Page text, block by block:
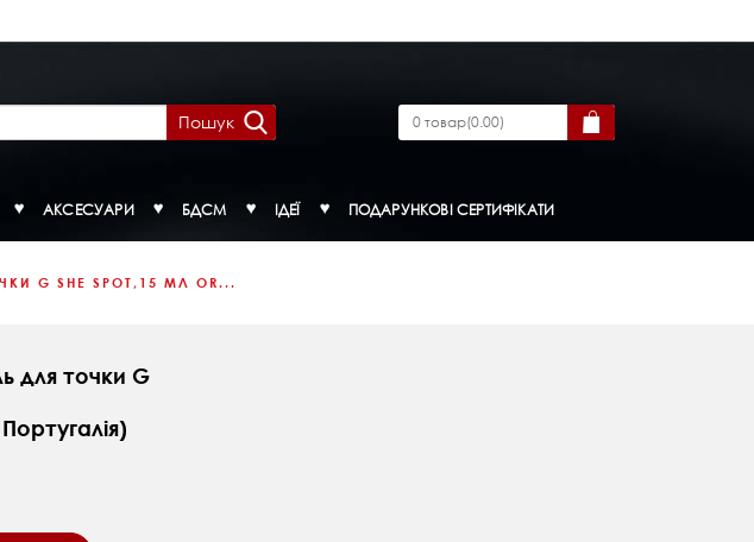
Пошук 0товар(0.00)
АКСЕСУАРИ БДСМ ІДЕЇ ПОДАРУНКОВІ СЕРТИФІКАТИ
G SHE SPOT,15 МЛ OR...
для точки G